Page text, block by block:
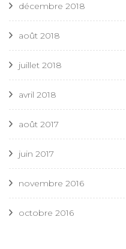
décembre 2018
août 2018
juillet 2018
avril 2018
août 2017
juin 2017
novembre 2016
octobre 2016